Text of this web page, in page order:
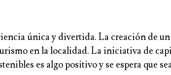
única y divertida. La creación de
en la localidad. La iniciativa de
es algo positivo y se espera que